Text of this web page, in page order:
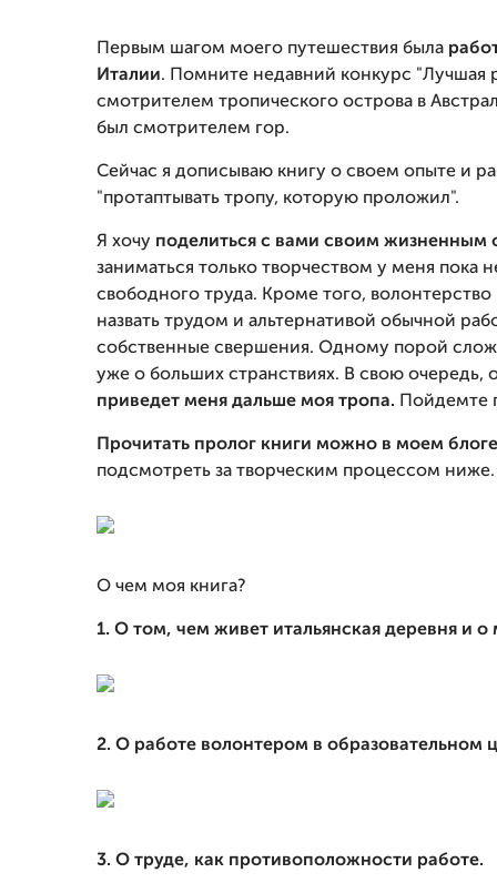
Первым шагом моего путешествия была
Италии. Помните недавний конкурс "Лучшая
смотрителем тропического острова в
был смотрителем гор.
Сейчас я дописываю книгу о своем опыте и
"протаптывать тропу, которую проложил".
Я хочу поделиться с вами своим
заниматься только творчеством у меня пока
свободного труда. Кроме того,
назвать трудом и альтернативой обычной
собственные свершения. Одному порой
уже о больших странствиях. В свою очередь,
приведет меня дальше моя тропа.
Пойдемте
Прочитать пролог книги можно в моем
подсмотреть за творческим процессом ниже.
О чем моя книга?
1. О том, чем живет итальянская деревня и
2. О работе волонтером в
3. О труде, как противоположности работе.